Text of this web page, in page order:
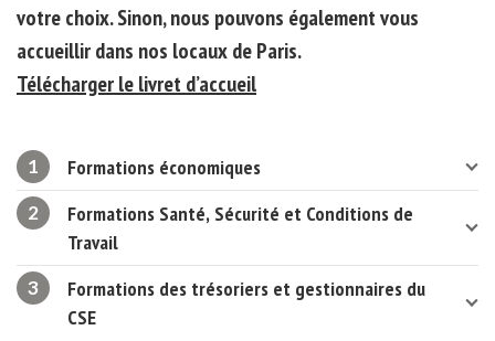
votre choix. Sinon, nous pouvons également vous
accueillir dans nos locaux de Paris.
Télécharger le livret d’accueil
Formations économiques
Formations Santé, Sécurité et Conditions de
Travail
Formations des trésoriers et gestionnaires du
CSE